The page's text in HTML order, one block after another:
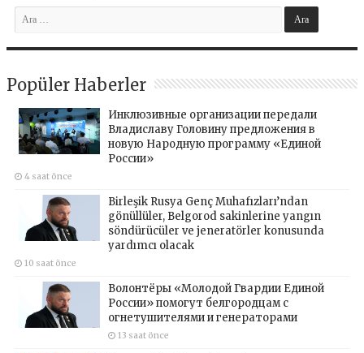
Popüler Haberler
Инклюзивные организации передали
Владиславу Головину предложения в
новую Народную программу «Единой
России»
4 saat önce
Birleşik Rusya Genç Muhafızları’ndan
gönüllüler, Belgorod sakinlerine yangın
söndürücüler ve jeneratörler konusunda
yardımcı olacak
10 saat önce
Волонтёры «Молодой Гвардии Единой
России» помогут белгородцам с
огнетушителями и генераторами
13 saat önce